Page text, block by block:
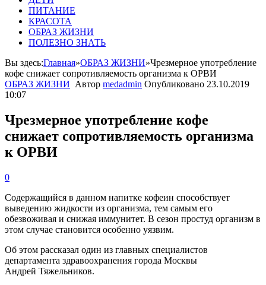
ПИТАНИЕ
КРАСОТА
ОБРАЗ ЖИЗНИ
ПОЛЕЗНО ЗНАТЬ
Вы здесь:Главная»ОБРАЗ ЖИЗНИ»Чрезмерное употребление
кофе снижает сопротивляемость организма к ОРВИ
ОБРАЗ ЖИЗНИ Автор medadmin Опубликовано 23.10.2019
10:07
Чрезмерное употребление кофе
снижает сопротивляемость организма
к ОРВИ
0
Содержащийся в данном напитке кофеин способствует
выведению жидкости из организма, тем самым его
обезвоживая и снижая иммунитет. В сезон простуд организм в
этом случае становится особенно уязвим.
Об этом рассказал один из главных специалистов
департамента здравоохранения города Москвы
Андрей Тяжельников.